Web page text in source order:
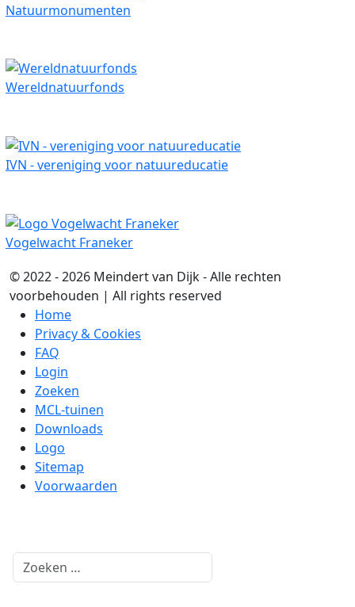
Natuurmonumenten
Wereldnatuurfonds
IVN - vereniging voor natuureducatie
Vogelwacht Franeker
© 2022 - 2026 Meindert van Dijk - Alle rechten
voorbehouden | All rights reserved
Home
Privacy & Cookies
FAQ
Login
Zoeken
MCL-tuinen
Downloads
Logo
Sitemap
Voorwaarden